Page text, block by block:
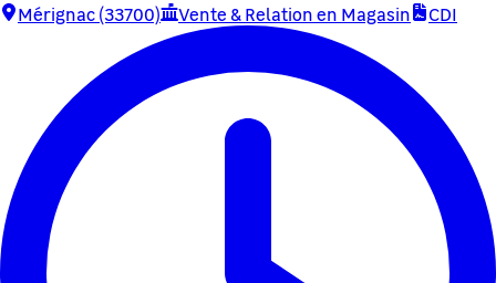
Mérignac (33700)
Vente & Relation en Magasin CDI